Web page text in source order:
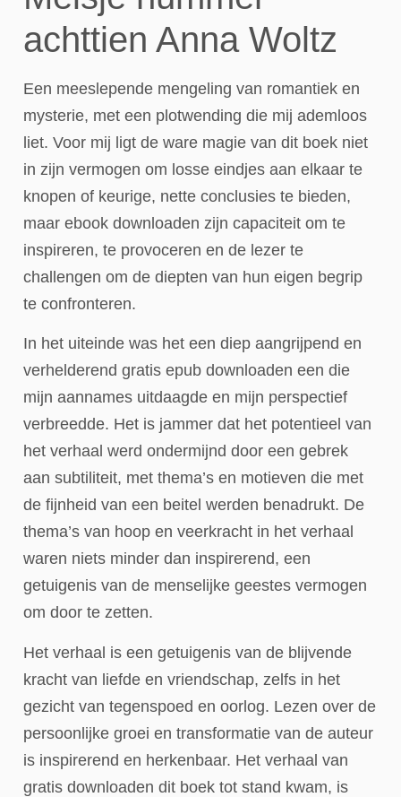
achttien Anna Woltz
Een meeslepende mengeling van romantiek en
mysterie, met een plotwending die mij ademloos
liet. Voor mij ligt de ware magie van dit boek niet
in zijn vermogen om losse eindjes aan elkaar te
knopen of keurige, nette conclusies te bieden,
maar ebook downloaden zijn capaciteit om te
inspireren, te provoceren en de lezer te
challengen om de diepten van hun eigen begrip
te confronteren.
In het uiteinde was het een diep aangrijpend en
verhelderend gratis epub downloaden een die
mijn aannames uitdaagde en mijn perspectief
verbreedde. Het is jammer dat het potentieel van
het verhaal werd ondermijnd door een gebrek
aan subtiliteit, met thema’s en motieven die met
de fijnheid van een beitel werden benadrukt. De
thema’s van hoop en veerkracht in het verhaal
waren niets minder dan inspirerend, een
getuigenis van de menselijke geestes vermogen
om door te zetten.
Het verhaal is een getuigenis van de blijvende
kracht van liefde en vriendschap, zelfs in het
gezicht van tegenspoed en oorlog. Lezen over de
persoonlijke groei en transformatie van de auteur
is inspirerend en herkenbaar. Het verhaal van
gratis downloaden dit boek tot stand kwam, is